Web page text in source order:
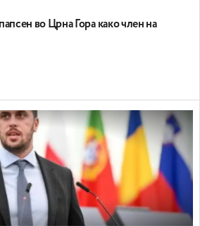
во Црна Гора како член на